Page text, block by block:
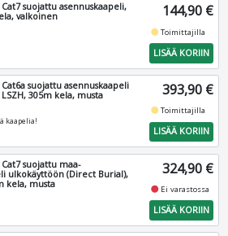
Cat7 suojattu asennuskaapeli,
valkoinen
144,90 €
fiber_manual_recordToimittajilla
LISÄÄ KORIIN
Cat6a suojattu asennuskaapeli
305m kela, musta
kaapelia!
393,90 €
fiber_manual_recordToimittajilla
LISÄÄ KORIIN
Cat7 suojattu maa-
ulkokäyttöön (Direct Burial),
kela, musta
324,90 €
fiber_manual_record Ei varastossa
LISÄÄ KORIIN